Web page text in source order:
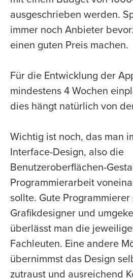
ausgeschrieben werden.
immer noch Anbieter
einen guten Preis machen.
Für die Entwicklung der
mindestens 4 Wochen
dies hängt natürlich von
Wichtig ist noch, das man
Interface-Design, also die
Benutzeroberflächen-
Programmierarbeit
sollte. Gute
Grafikdesigner und
überlässt man die
Fachleuten. Eine andere
übernimmst das Design
zutraust und ausreichend